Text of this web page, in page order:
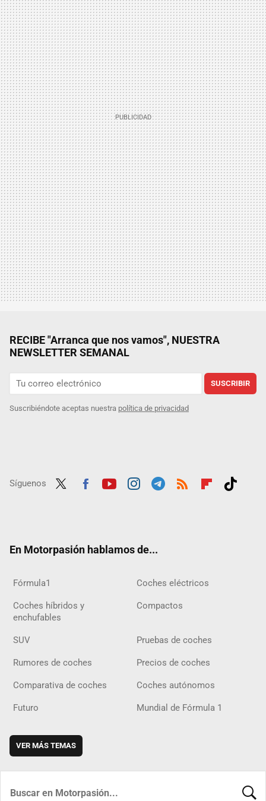
RECIBE "Arranca que nos vamos", NUESTRA
NEWSLETTER SEMANAL
SUSCRIBIR
Suscribiéndote aceptas nuestra política de privacidad
Síguenos
En Motorpasión hablamos de...
Fórmula1 Coches eléctricos
Coches híbridos y
enchufables
Compactos
SUV Pruebas de coches
Rumores de coches Precios de coches
Comparativa de coches Coches autónomos
Futuro Mundial de Fórmula 1
VER MÁS TEMAS